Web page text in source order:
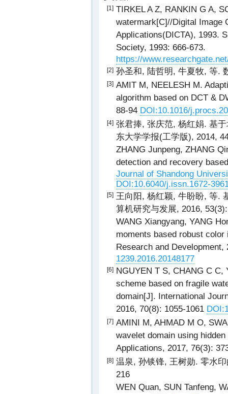
[1] TIRKEL A Z, RANKIN G A,
watermark[C]//Digital Image
Applications(DICTA), 1993.
Society, 1993: 666-673.
https://
[2] 孙圣和, 陆哲明, 牛夏牧, 等.
[3] AMIT M, NEELESH M.
algorithm based on DCT &
88-94 DOI:10.1016/
[4] 张君捧, 张庆范, 杨红娟. 基
东大学学报(工学版), 2014,
ZHANG Junpeng, ZHANG
detection and recovery
Journal of Shandong
DOI:10.6040/j.issn.1672-
[5] 王向阳, 杨红颖, 牛盼盼, 等.
算机研究与发展, 2016,
WANG Xiangyang, YANG
moments based robust
Research and
1239.2016.20148177
[6] NGUYEN T S, CHANG C C,
scheme based on fragile
domain[J]. International
2016, 70(8): 1055-1061
[7] AMINI M, AHMAD M O,
wavelet domain using
Applications, 2017, 76(3):
[8] 温泉, 孙锬锋, 王树勋. 零水
216
WEN Quan, SUN Tanfeng,